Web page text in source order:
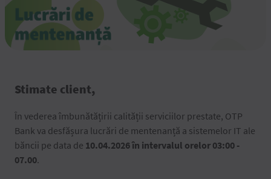
Stimate client,
În vederea îmbunătățirii calității serviciilor prestate, OTP
Bank va desfășura lucrări de mentenanță a sistemelor IT ale
băncii pe data de 10.04.2026 în intervalul orelor 03:00 -
07.00.